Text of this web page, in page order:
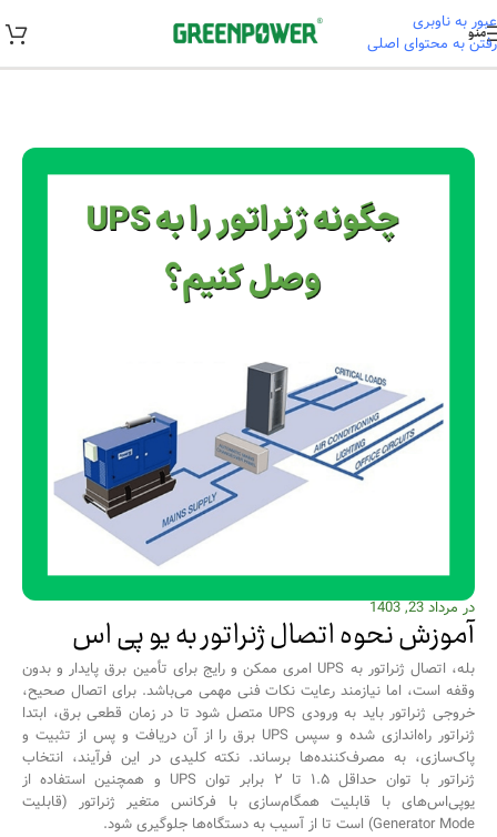
عبور به ناوبری
رفتن به محتوای اصلی
منو
خانه/ آموزشی
در مرداد 23, 1403
آموزش نحوه اتصال ژنراتور به یو پی اس
بله، اتصال ژنراتور به UPS امری ممکن و رایج برای تأمین برق پایدار و بدون
وقفه است، اما نیازمند رعایت نکات فنی مهمی می‌باشد. برای اتصال صحیح،
خروجی ژنراتور باید به ورودی UPS متصل شود تا در زمان قطعی برق، ابتدا
ژنراتور راه‌اندازی شده و سپس UPS برق را از آن دریافت و پس از تثبیت و
پاک‌سازی، به مصرف‌کننده‌ها برساند. نکته کلیدی در این فرآیند، انتخاب
ژنراتور با توان حداقل ۱.۵ تا ۲ برابر توان UPS و همچنین استفاده از
یو‌پی‌اس‌های با قابلیت همگام‌سازی با فرکانس متغیر ژنراتور (قابلیت
Generator Mode) است تا از آسیب به دستگاه‌ها جلوگیری شود.